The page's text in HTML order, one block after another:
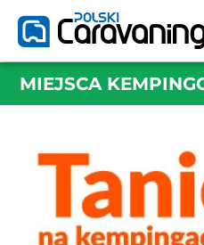
MIEJSCA